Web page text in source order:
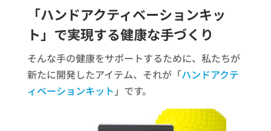
「ハンドアクティベーションキッ
ト」で実現する健康な手づくり
そんな手の健康をサポートするために、私たちが
新たに開発したアイテム、それが「ハンドアクテ
ィベーションキット 」です。